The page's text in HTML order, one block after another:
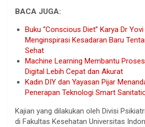
BACA JUGA:
Buku “Conscious Diet” Karya Dr
Menginspirasi Kesadaran Baru
Sehat
Machine Learning Membantu
Digital Lebih Cepat dan Akurat
Kadin DIY dan Yayasan Pijar
Penerapan Teknologi Smart
Kajian yang dilakukan oleh Divisi
di Fakultas Kesehatan Universitas